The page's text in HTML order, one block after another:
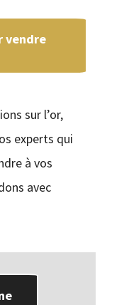
vendre
sur l’or,
experts qui
à vos
avec